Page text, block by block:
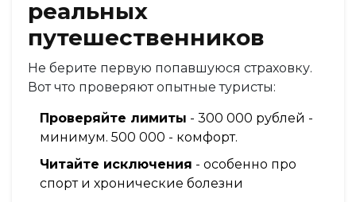
реальных
путешественников
Не берите первую попавшуюся страховку.
Вот что проверяют опытные туристы:
Проверяйте лимиты - 300 000 рублей -
минимум. 500 000 - комфорт.
Читайте исключения - особенно про
спорт и хронические болезни